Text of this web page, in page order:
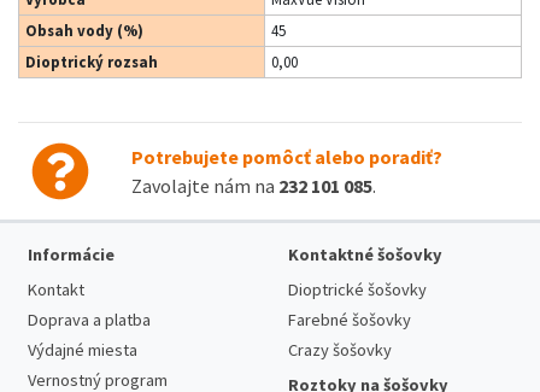
Obsah vody (%)
45
Dioptrický rozsah
0,00
Potrebujete pomôcť alebo poradiť?
Zavolajte nám na 232 101 085.
Informácie
Kontakt
Doprava a platba
Výdajné miesta
Vernostný program
Kontaktné šošovky
Dioptrické šošovky
Farebné šošovky
Crazy šošovky
Roztoky na šošovky